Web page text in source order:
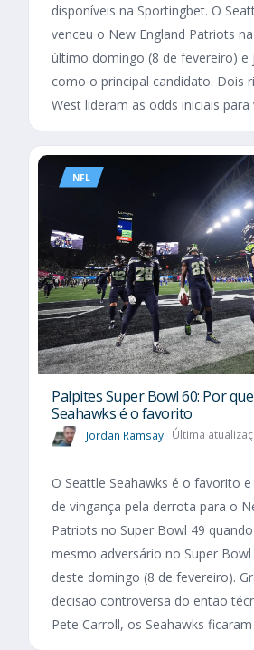
disponíveis na Sportingbet. O
venceu o New England Patriots
último domingo (8 de fevereiro) e
como o principal candidato. Dois
West lideram as odds iniciais para
NFL
Palpites Super Bowl 60: Por
Seahawks é o favorito
Jordan Ramsay Última
O Seattle Seahawks é o favorito
de vingança pela derrota para o
Patriots no Super Bowl 49
mesmo adversário no Super Bowl
deste domingo (8 de fevereiro).
decisão controversa do então
Pete Carroll, os Seahawks